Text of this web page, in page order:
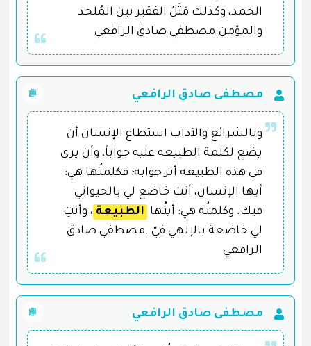
الحمد، وكذلك مَثَلُ الفقير بين المُلحد
والمؤمن.مصطفي صادق الرافعي
مصطفى صادق الرافعي
وبالشرائع والآداب استطاع الإنسان أن
يضع لكلمة الطبيعه عليه جواباً، وأن يرى
في هذه الطبيعه أثر جوابه؛ فكلمتُها هي:
أيها الإنسان، أنت خاضع لي بالحيواني
فيك. وكلمتُه هي: أيتُها الطبيعة ، وأنتِ
لي خاضعة بالإلهي فيّ .مصطفي صادق
الرافعي
مصطفى صادق الرافعي